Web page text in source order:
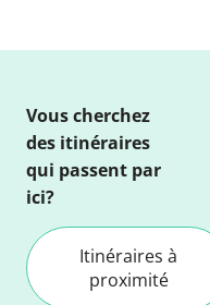
Vous cherchez
des itinéraires
qui passent par
ici?
Itinéraires à
proximité